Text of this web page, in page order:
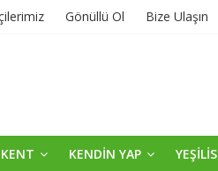
Gönüllü Ol Bize Ulaşın
KENT KENDİN YAP